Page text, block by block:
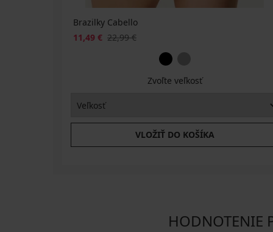
Brazilky Cabello
11,49 € 22,99 €
Zvoľte veľkosť
VLOŽIŤ DO KOŠÍKA